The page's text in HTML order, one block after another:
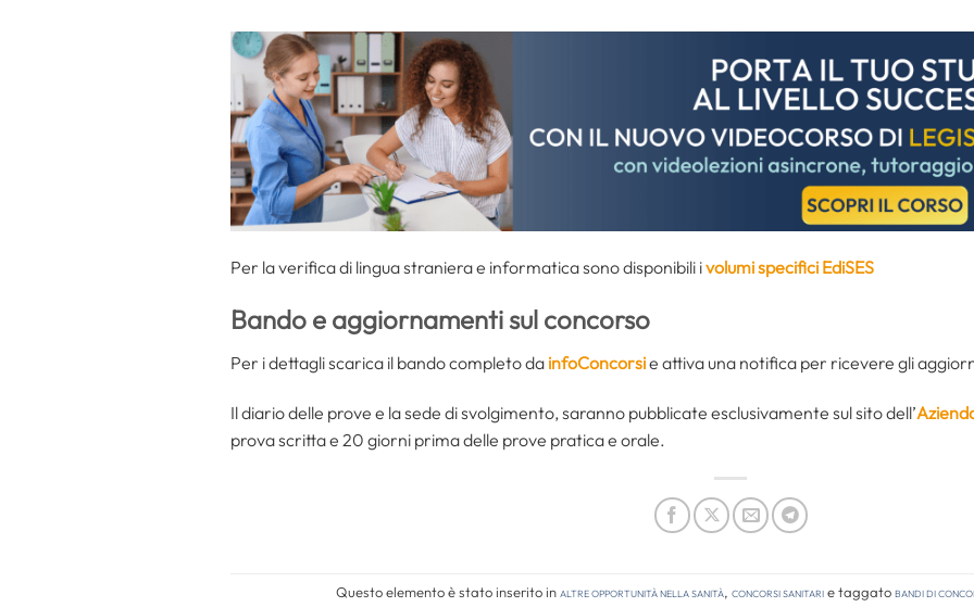
Per la verifica di lingua straniera e informatica sono disponibili ivolumi specifici EdiSES
Bando e aggiornamenti sul concorso
Per i dettagli scarica il bando completo da infoConcorsie attiva una notifica per ricevere gli
Il diario delle prove e la sede di svolgimento, saranno pubblicate esclusivamente sul sito dell’
prova scritta e 20 giorni prima delle prove pratica e orale.
Questo elemento è stato inserito inAltre opportunità nella sanità, Concorsi Sanitarie taggatobandi di